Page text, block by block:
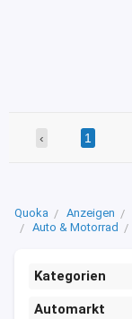
‹ 1
Quoka Anzeigen
Auto & Motorrad
Kategorien
Automarkt